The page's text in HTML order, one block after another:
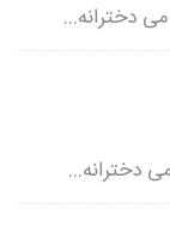
دخترانه…
دخترانه…